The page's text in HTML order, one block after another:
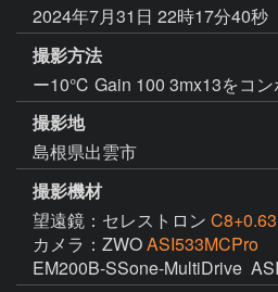
2024年7月31日 22時17分40秒
撮影方法
ー10℃ Gain 100 3mx13をコン
撮影地
島根県出雲市
撮影機材
望遠鏡：セレストロン
カメラ：ZWOASI533MCPro
EM200B-SSone-MultiDrive